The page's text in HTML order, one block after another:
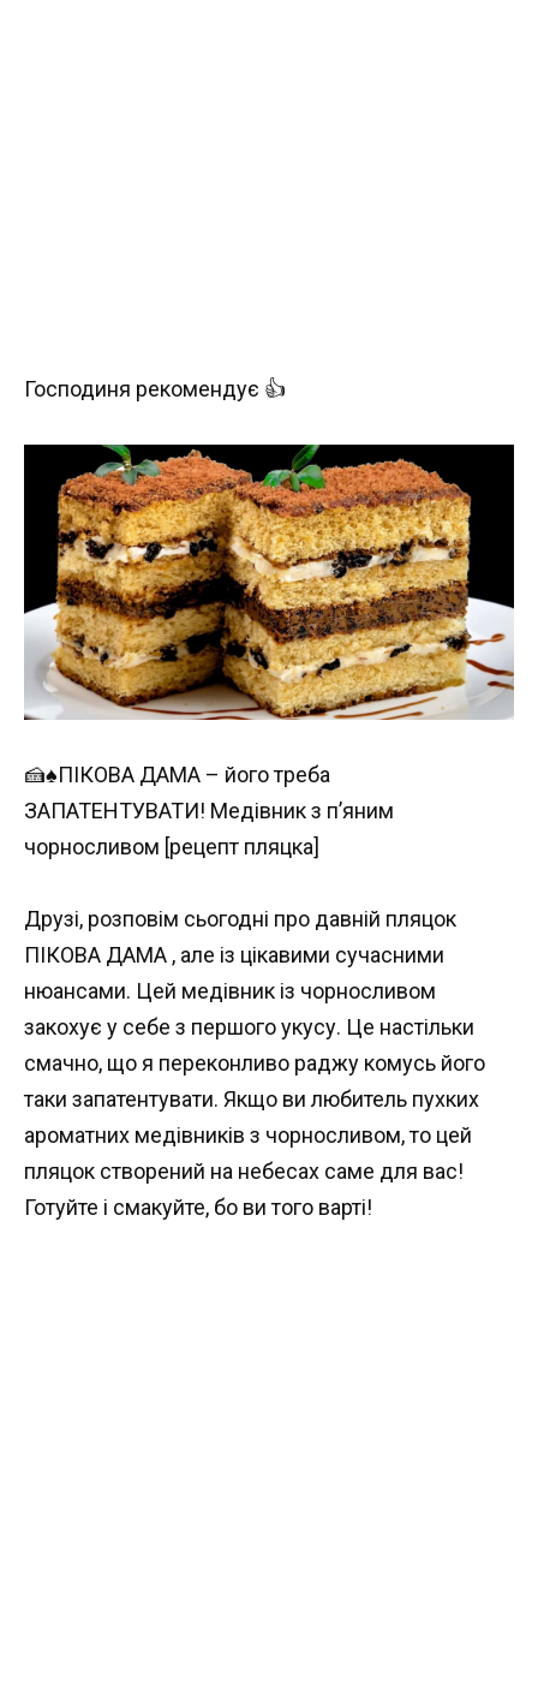
Господиня рекомендує 👍
🍰♠️ПІКОВА ДАМА – його треба
ЗАПАТЕНТУВАТИ! Медівник з пʼяним
чорносливом [рецепт пляцка]
Друзі, розповім сьогодні про давній пляцок
ПІКОВА ДАМА , але із цікавими сучасними
нюансами. Цей медівник із чорносливом
закохує у себе з першого укусу. Це настільки
смачно, що я переконливо раджу комусь його
таки запатентувати. Якщо ви любитель пухких
ароматних медівників з чорносливом, то цей
пляцок створений на небесах саме для вас!
Готуйте і смакуйте, бо ви того варті!